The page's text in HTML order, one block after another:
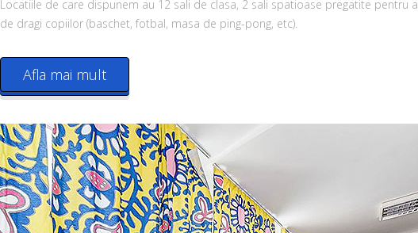
Locatiile de care dispunem au 12 sali de clasa, 2 sali spatioase pregatite
de dragi copiilor (baschet, fotbal, masa de ping-pong, etc).
Afla mai mult